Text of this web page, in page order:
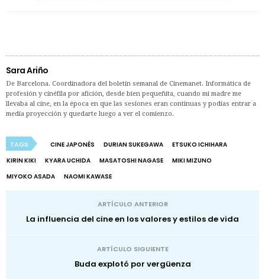
Sara Ariño
De Barcelona. Coordinadora del boletín semanal de Cinemanet. Informática de
profesión y cinéfila por afición, desde bien pequeñita, cuando mi madre me
llevaba al cine, en la época en que las sesiones eran continuas y podías entrar a
media proyección y quedarte luego a ver el comienzo.
TAGS CINE JAPONÉS DURIAN SUKEGAWA
ETSUKO ICHIHARA
KIRIN KIKI
KYARA UCHIDA MASATOSHI NAGASE
MIKI MIZUNO
MIYOKO ASADA
NAOMI KAWASE
ARTÍCULO ANTERIOR
La influencia del cine en los valores y estilos de vida
ARTÍCULO SIGUIENTE
Buda explotó por vergüenza